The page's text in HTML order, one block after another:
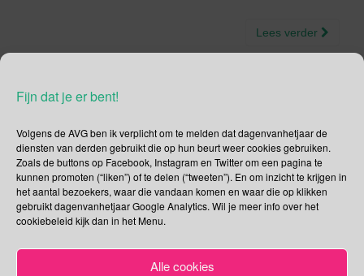
Fijn dat je er bent!
Volgens de AVG ben ik verplicht om te melden dat dagenvanhetjaar de
diensten van derden gebruikt die op hun beurt weer cookies gebruiken.
Zoals de buttons op Facebook, Instagram en Twitter om een pagina te
kunnen promoten (“liken”) of te delen (“tweeten”). En om inzicht te krijgen in
het aantal bezoekers, waar die vandaan komen en waar die op klikken
gebruikt dagenvanhetjaar Google Analytics. Wil je meer info over het
cookiebeleid kijk dan in het Menu.
Alle cookies
Lees verder
Berichtnavigatie Nieuwere berichten
Social Media
Je kunt me volgen op